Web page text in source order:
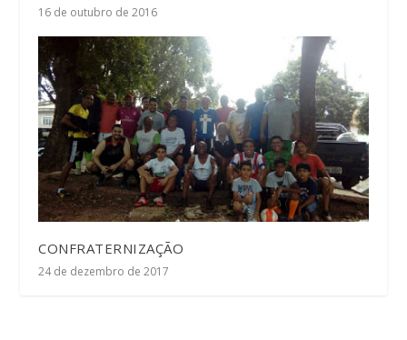
16 de outubro de 2016
CONFRATERNIZAÇÃO
24 de dezembro de 2017